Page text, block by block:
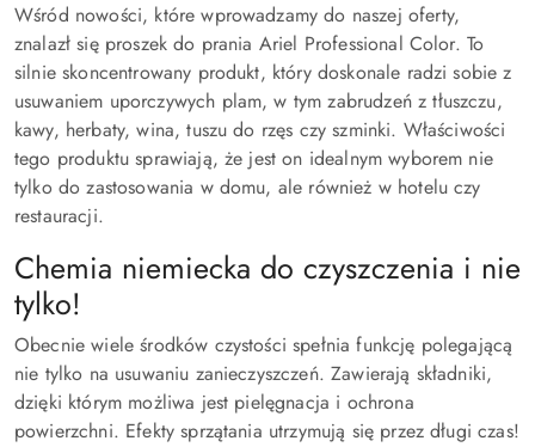
Wśród nowości, które wprowadzamy do naszej oferty,
znalazł się proszek do prania Ariel Professional Color. To
silnie skoncentrowany produkt, który doskonale radzi sobie z
usuwaniem uporczywych plam, w tym zabrudzeń z tłuszczu,
kawy, herbaty, wina, tuszu do rzęs czy szminki. Właściwości
tego produktu sprawiają, że jest on idealnym wyborem nie
tylko do zastosowania w domu, ale również w hotelu czy
restauracji.
Chemia niemiecka do czyszczenia i nie
tylko!
Obecnie wiele środków czystości spełnia funkcję polegającą
nie tylko na usuwaniu zanieczyszczeń. Zawierają składniki,
dzięki którym możliwa jest pielęgnacja i ochrona
powierzchni. Efekty sprzątania utrzymują się przez długi czas!